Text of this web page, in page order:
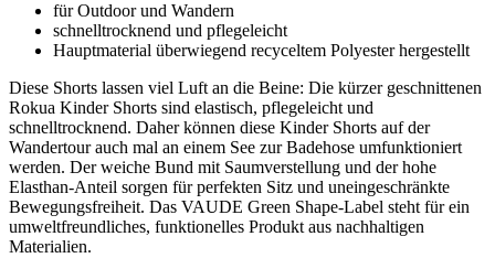
für Outdoor und Wandern
schnelltrocknend und pflegeleicht
Hauptmaterial überwiegend recyceltem Polyester hergestellt
Diese Shorts lassen viel Luft an die Beine: Die kürzer geschnittenen
Rokua Kinder Shorts sind elastisch, pflegeleicht und
schnelltrocknend. Daher können diese Kinder Shorts auf der
Wandertour auch mal an einem See zur Badehose umfunktioniert
werden. Der weiche Bund mit Saumverstellung und der hohe
Elasthan-Anteil sorgen für perfekten Sitz und uneingeschränkte
Bewegungsfreiheit. Das VAUDE Green Shape-Label steht für ein
umweltfreundliches, funktionelles Produkt aus nachhaltigen
Materialien.